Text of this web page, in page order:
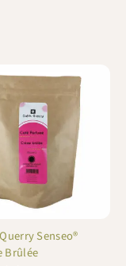
Senseo®
Brûlée